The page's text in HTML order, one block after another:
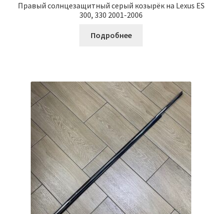
Правый солнцезащитный серый козырёк на Lexus ES
300, 330 2001-2006
Подробнее